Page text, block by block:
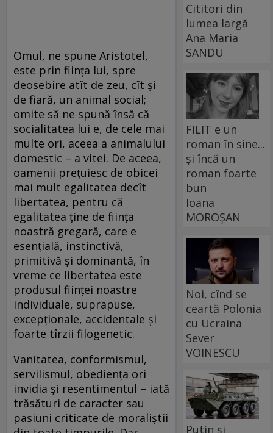
Omul, ne spune Aristotel,
este prin fiinţa lui, spre
deosebire atît de zeu, cît şi
de fiară, un animal social;
omite să ne spună însă că
socialitatea lui e, de cele mai
multe ori, aceea a animalului
domestic – a vitei. De aceea,
oamenii preţuiesc de obicei
mai mult egalitatea decît
libertatea, pentru că
egalitatea ţine de fiinţa
noastră gregară, care e
esenţială, instinctivă,
primitivă şi dominantă, în
vreme ce libertatea este
produsul fiinţei noastre
individuale, suprapuse,
excepţionale, accidentale şi
foarte tîrzii filogenetic.
Vanitatea, conformismul,
servilismul, obedienţa ori
invidia şi resentimentul – iată
trăsături de caracter sau
pasiuni criticate de moraliştii
Cititori din
lumea largă
Ana Maria
SANDU
FILIT e un
roman în sine...
și încă un
roman foarte
bun
Ioana
MOROȘAN
Noi, cînd se
ceartă Polonia
cu Ucraina
Sever
VOINESCU
Putin și